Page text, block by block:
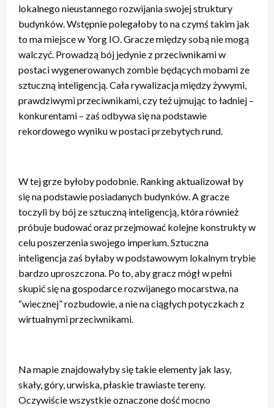
lokalnego nieustannego rozwijania swojej struktury
budynków. Wstępnie polegałoby to na czymś takim jak
to ma miejsce w Yorg IO. Gracze między sobą nie mogą
walczyć. Prowadzą bój jedynie z przeciwnikami w
postaci wygenerowanych zombie będących mobami ze
sztuczną inteligencją. Cała rywalizacja między żywymi,
prawdziwymi przeciwnikami, czy też ujmując to ładniej –
konkurentami – zaś odbywa się na podstawie
rekordowego wyniku w postaci przebytych rund.
W tej grze byłoby podobnie. Ranking aktualizował by
się na podstawie posiadanych budynków. A gracze
toczyli by bój ze sztuczną inteligencją, która również
próbuje budować oraz przejmować kolejne konstrukty w
celu poszerzenia swojego imperium. Sztuczna
inteligencja zaś byłaby w podstawowym lokalnym trybie
bardzo uproszczona. Po to, aby gracz mógł w pełni
skupić się na gospodarce rozwijanego mocarstwa, na
“wiecznej” rozbudowie, a nie na ciągłych potyczkach z
wirtualnymi przeciwnikami.
Na mapie znajdowałyby się takie elementy jak lasy,
skały, góry, urwiska, płaskie trawiaste tereny.
Oczywiście wszystkie oznaczone dość mocno